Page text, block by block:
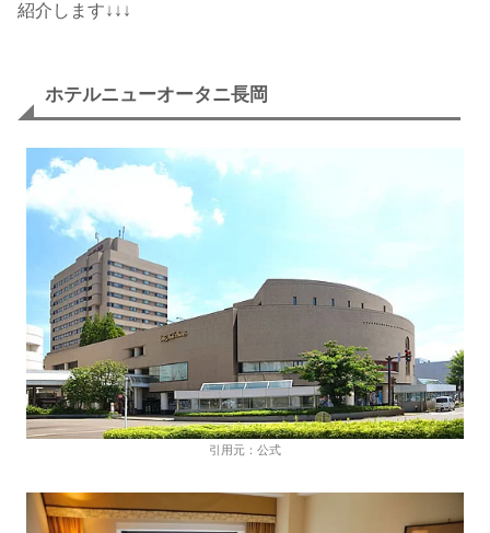
紹介します↓↓↓
ホテルニューオータニ長岡
引用元：公式